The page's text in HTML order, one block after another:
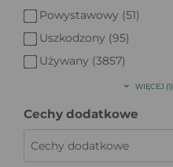
Powystawowy (51)
Uszkodzony (95)
Używany (3857)
WIĘCEJ (1)
Cechy dodatkowe